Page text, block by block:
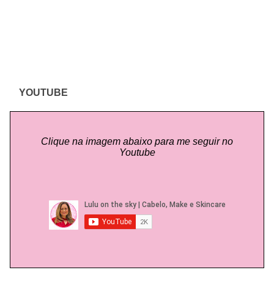
YOUTUBE
Clique na imagem abaixo para me seguir no
Youtube